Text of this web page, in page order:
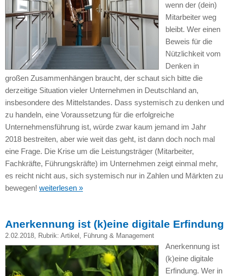
wenn der (dein)
Mitarbeiter weg
bleibt. Wer einen
Beweis für die
Nützlichkeit vom
Denken in
großen Zusammenhängen braucht, der schaut sich bitte die
derzeitige Situation vieler Unternehmen in Deutschland an,
insbesondere des Mittelstandes. Dass systemisch zu denken und
zu handeln, eine Voraussetzung für die erfolgreiche
Unternehmensführung ist, würde zwar kaum jemand im Jahr
2018 bestreiten, aber wie weit das geht, ist dann doch noch mal
eine Frage. Die Krise um die Leistungsträger (Mitarbeiter,
Fachkräfte, Führungskräfte) im Unternehmen zeigt einmal mehr,
es reicht nicht aus, sich systemisch nur in Zahlen und Märkten zu
bewegen! weiterlesen »
Anerkennung ist (k)eine digitale Erfindung
2.02.2018, Rubrik: Artikel , Führung & Management
Anerkennung ist
(k)eine digitale
Erfindung. Wer in